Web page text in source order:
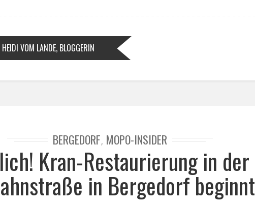
VOM LANDE, BLOGGERIN
BERGEDORF, MOPO-INSIDER
Kran-Restaurierung in der
in Bergedorf beginnt